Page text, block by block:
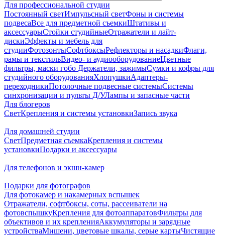
Для профессиональной студии
Постоянный светИмпульсный светФоны и системы
подвесаВсе для предметной съемкиШтативы и
аксессуарыСтойки студийныеОтражатели и лайт-
дискиЭффекты и мебель для
студииФотозонтыСофтбоксыРефлекторы и насадкиФлаги,
рамы и текстильВидео- и аудиооборудованиеЦветные
фильтры, маски гобо Держатели, зажимыСумки и кофры для
студийного оборудованияХлопушкиАдаптеры-
переходникиПотолочные подвесные системыСистемы
синхронизации и пульты Д/УЛампы и запасные части
Для блогеров
СветКрепления и системы установкиЗапись звука
Для домашней студии
СветПредметная съемкаКрепления и системы
установкиПодарки и аксессуары
Для телефонов и экшн-камер
Подарки для фотографов
Для фотокамер и накамерных вспышек
Отражатели, софтбоксы, соты, рассеиватели на
фотовспышкуКрепления для фотоаппаратовФильтры для
объективов и их крепленияАккумуляторы и зарядные
устройстваМишени, цветовые шкалы, серые картыЧистящие